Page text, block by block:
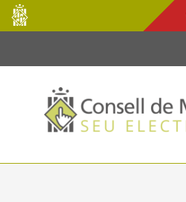
Salta al contingut principal
Consell
de
Mallorca